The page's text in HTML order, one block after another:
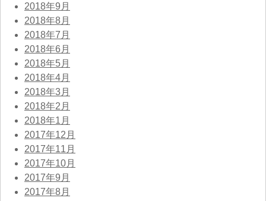
2018年9月
2018年8月
2018年7月
2018年6月
2018年5月
2018年4月
2018年3月
2018年2月
2018年1月
2017年12月
2017年11月
2017年10月
2017年9月
2017年8月